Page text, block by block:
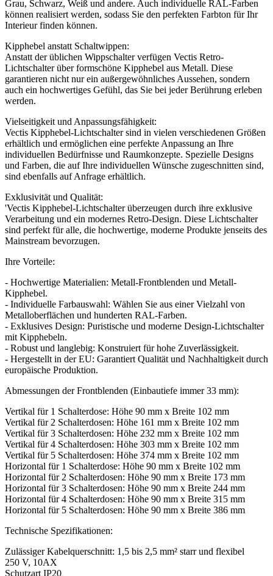
Grau, Schwarz, Weiß und andere. Auch individuelle RAL-Farben
können realisiert werden, sodass Sie den perfekten Farbton für Ihr
Interieur finden können.
Kipphebel anstatt Schaltwippen:
Anstatt der üblichen Wippschalter verfügen Vectis Retro-
Lichtschalter über formschöne Kipphebel aus Metall. Diese
garantieren nicht nur ein außergewöhnliches Aussehen, sondern
auch ein hochwertiges Gefühl, das Sie bei jeder Berührung erleben
werden.
Vielseitigkeit und Anpassungsfähigkeit:
Vectis Kipphebel-Lichtschalter sind in vielen verschiedenen Größen
erhältlich und ermöglichen eine perfekte Anpassung an Ihre
individuellen Bedürfnisse und Raumkonzepte. Spezielle Designs
und Farben, die auf Ihre individuellen Wünsche zugeschnitten sind,
sind ebenfalls auf Anfrage erhältlich.
Exklusivität und Qualität:
'Vectis Kipphebel-Lichtschalter überzeugen durch ihre exklusive
Verarbeitung und ein modernes Retro-Design. Diese Lichtschalter
sind perfekt für alle, die hochwertige, moderne Produkte jenseits des
Mainstream bevorzugen.
Ihre Vorteile:
- Hochwertige Materialien: Metall-Frontblenden und Metall-
Kipphebel.
- Individuelle Farbauswahl: Wählen Sie aus einer Vielzahl von
Metalloberflächen und hunderten RAL-Farben.
- Exklusives Design: Puristische und moderne Design-Lichtschalter
mit Kipphebeln.
- Robust und langlebig: Konstruiert für hohe Zuverlässigkeit.
- Hergestellt in der EU: Garantiert Qualität und Nachhaltigkeit durch
europäische Produktion.
Abmessungen der Frontblenden (Einbautiefe immer 33 mm):
Vertikal für 1 Schalterdose: Höhe 90 mm x Breite 102 mm
Vertikal für 2 Schalterdosen: Höhe 161 mm x Breite 102 mm
Vertikal für 3 Schalterdosen: Höhe 232 mm x Breite 102 mm
Vertikal für 4 Schalterdosen: Höhe 303 mm x Breite 102 mm
Vertikal für 5 Schalterdosen: Höhe 374 mm x Breite 102 mm
Horizontal für 1 Schalterdose: Höhe 90 mm x Breite 102 mm
Horizontal für 2 Schalterdosen: Höhe 90 mm x Breite 173 mm
Horizontal für 3 Schalterdosen: Höhe 90 mm x Breite 244 mm
Horizontal für 4 Schalterdosen: Höhe 90 mm x Breite 315 mm
Horizontal für 5 Schalterdosen: Höhe 90 mm x Breite 386 mm
Technische Spezifikationen:
Zulässiger Kabelquerschnitt: 1,5 bis 2,5 mm² starr und flexibel
250 V, 10AX
Schutzart IP20